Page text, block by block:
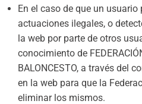
En el caso de que un
actuaciones ilegales, o
la web por parte de otros
conocimiento de
BALONCESTO, a través del
en la web para que la
eliminar los mismos.